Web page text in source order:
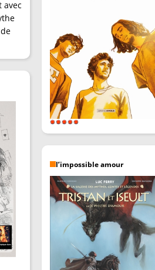
avec
l’impossible amour